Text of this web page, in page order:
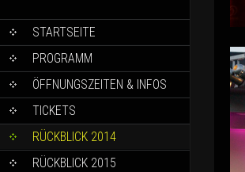
SKIP TO CONTENT
STARTSEITE
PROGRAMM
ÖFFNUNGSZEITEN & INFOS
TICKETS
RÜCKBLICK 2014
RÜCKBLICK 2015